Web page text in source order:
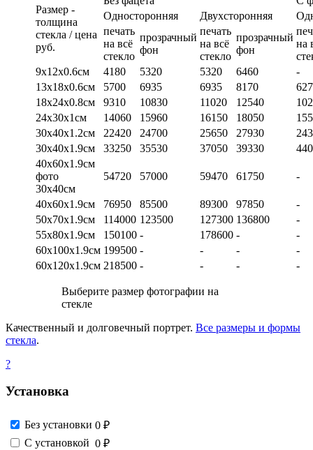
Размер -
толщина
стекла / цена
руб.
Односторонняя
Двухсторонняя
печать
на всё
стекло
прозрачный
фон
печать
на всё
стекло
прозрачный
фон
на
9х12х0.6см
4180 5320 5320 6460
-
13х18х0.6см
5700 6935 6935 8170
18х24х0.8см
9310 10830 11020 12540
24х30х1см
14060 15960 16150 18050
30х40х1.2см
22420 24700 25650 27930
30х40х1.9см
33250 35530 37050 39330
40х60х1.9см
фото
30х40см
54720 57000 59470 61750 -
40х60х1.9см 76950 85500 89300 97850
-
50х70х1.9см
114000 123500 127300 136800
-
55х80х1.9см
150100 - 178600 -
-
60х100х1.9см 199500 - - -
-
60х120х1.9см 218500 - - - -
Выберите размер фотографии на
стекле
Качественный и долговечный портрет. Все размеры и формы
стекла.
?
Установка
Без установки 0 ₽
С установкой 0 ₽